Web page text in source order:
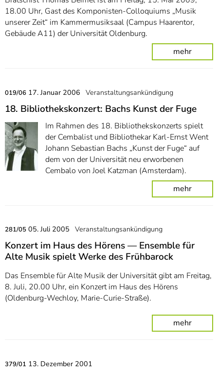
18.00 Uhr, Gast des Komponisten-Colloquiums „Musik
unserer Zeit“ im Kammermusiksaal (Campus Haarentor,
Gebäude A11) der Universität Oldenburg.
mehr
019/06 17. Januar 2006 Veranstaltungsankündigung
18. Bibliothekskonzert: Bachs Kunst der Fuge
Im Rahmen des 18. Bibliothekskonzerts spielt
der Cembalist und Bibliothekar Karl-Ernst Went
Johann Sebastian Bachs „Kunst der Fuge“ auf
dem von der Universität neu erworbenen
Cembalo von Joel Katzman (Amsterdam).
mehr
281/05 05. Juli 2005 Veranstaltungsankündigung
Konzert im Haus des Hörens — Ensemble für
Alte Musik spielt Werke des Frühbarock
Das Ensemble für Alte Musik der Universität gibt am Freitag,
8. Juli, 20.00 Uhr, ein Konzert im Haus des Hörens
(Oldenburg-Wechloy, Marie-Curie-Straße).
mehr
379/01 13. Dezember 2001